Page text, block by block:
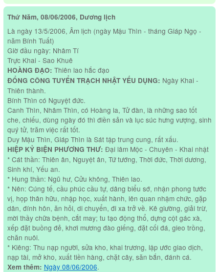
Thứ Năm, 08/06/2006, Dương lịch
Là ngày 13/5/2006, Âm lịch (ngày Mậu Thìn - tháng Giáp Ngọ -
năm Bính Tuất)
Giờ đầu ngày: Nhâm Tí
Trực Khai - Sao Khuê
HOÀNG ĐẠO: Thiên lao hắc đạo
ĐỔNG CÔNG TUYỂN TRẠCH NHẬT YẾU DỤNG: Ngày Khai -
Thiên thành.
Bính Thìn có Nguyệt đức.
Canh Thìn, Nhâm Thìn, có Hoàng la, Tử đàn, là những sao tốt
che, chiếu, dùng ngày đó thì điền sản và lục súc hưng vượng, sinh
quý tử, trăm việc rất tốt.
Duy Mậu Thìn, Giáp Thìn là Sát tập trung cung, rất xấu.
HIỆP KỶ BIỆN PHƯƠNG THƯ: Đại lâm Mộc - Chuyên - Khai nhật
* Cát thần: Thiên ân, Nguyệt ân, Tứ tướng, Thời đức, Thời dương,
Sinh khí, Yếu an.
* Hung thần: Ngũ hư, Cửu không, Thiên lao.
* Nên: Cúng tế, cầu phúc cầu tự, dâng biểu sớ, nhận phong tước
vị, họp thân hữu, nhập học, xuất hành, lên quan nhậm chức, gặp
dân, đính hôn, ăn hỏi, di chuyển, đi xa trở về. Kê giường, giải trừ,
mời thầy chữa bệnh, cắt may; tu tạo động thổ, dựng cột gác xà,
xếp đặt buồng đẻ, khơi mương đào giếng, đặt cối đá, gieo trồng,
chăn nuôi.
* Kiêng: Thu nạp người, sửa kho, khai trương, lập ước giao dịch,
nạp tài, mở kho, xuất tiền hàng, chặt cây, săn bắn, đánh cá.
Xem thêm: Ngày 08/06/2006.